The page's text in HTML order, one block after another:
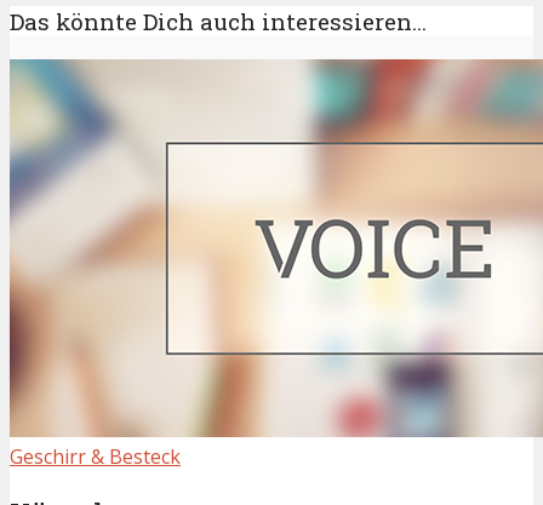
Das könnte Dich auch interessieren...
Geschirr & Besteck